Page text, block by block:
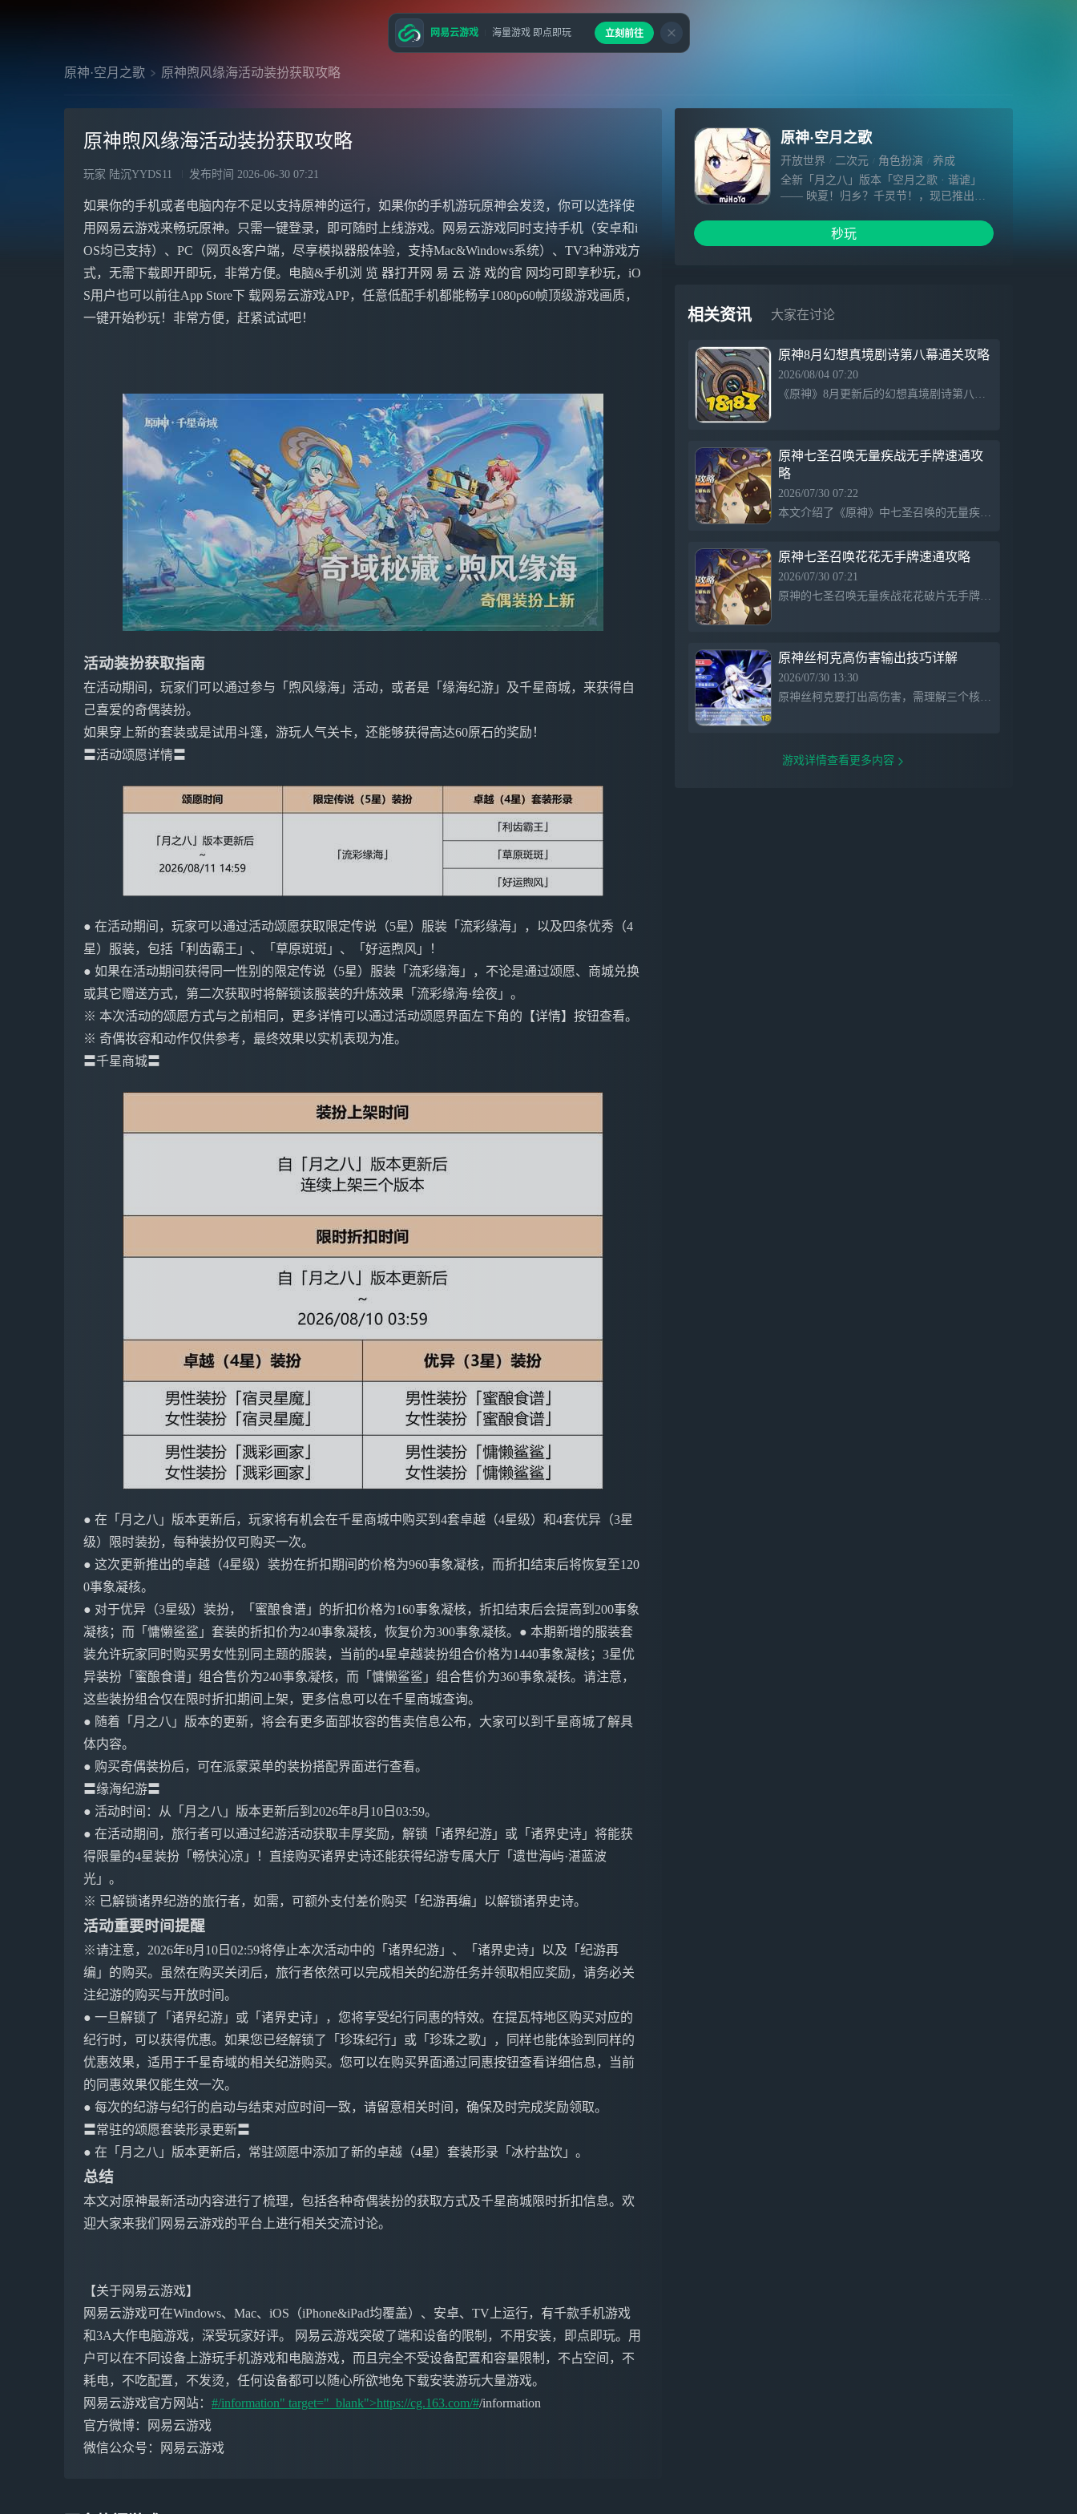
原神·空月之歌 原神煦风缘海活动装扮获取攻略
原神煦风缘海活动装扮获取攻略
玩家 陆沉YYDS11 发布时间 2026-06-30 07:21
如果你的手机或者电脑内存不足以支持原神的运行，如果你的手机游玩原神会发烫，你可以选择使
用网易云游戏来畅玩原神。只需一键登录，即可随时上线游戏。网易云游戏同时支持手机（安卓和i
OS均已支持）、PC（网页&客户端，尽享模拟器般体验，支持Mac&Windows系统）、TV3种游戏方
式，无需下载即开即玩，非常方便。电脑&手机浏 览 器打开网 易 云 游 戏的官 网均可即享秒玩，iO
S用户也可以前往App Store下 载网易云游戏APP，任意低配手机都能畅享1080p60帧顶级游戏画质，
一键开始秒玩！非常方便，赶紧试试吧！
活动装扮获取指南
在活动期间，玩家们可以通过参与「煦风缘海」活动，或者是「缘海纪游」及千星商城，来获得自
己喜爱的奇偶装扮。
如果穿上新的套装或是试用斗篷，游玩人气关卡，还能够获得高达60原石的奖励！
〓活动颂愿详情〓
● 在活动期间，玩家可以通过活动颂愿获取限定传说（5星）服装「流彩缘海」，以及四条优秀（4
星）服装，包括「利齿霸王」、「草原斑斑」、「好运煦风」！
● 如果在活动期间获得同一性别的限定传说（5星）服装「流彩缘海」，不论是通过颂愿、商城兑换
或其它赠送方式，第二次获取时将解锁该服装的升炼效果「流彩缘海·绘夜」。
※ 本次活动的颂愿方式与之前相同，更多详情可以通过活动颂愿界面左下角的【详情】按钮查看。
※ 奇偶妆容和动作仅供参考，最终效果以实机表现为准。
〓千星商城〓
● 在「月之八」版本更新后，玩家将有机会在千星商城中购买到4套卓越（4星级）和4套优异（3星
级）限时装扮，每种装扮仅可购买一次。
● 这次更新推出的卓越（4星级）装扮在折扣期间的价格为960事象凝核，而折扣结束后将恢复至120
0事象凝核。
● 对于优异（3星级）装扮，「蜜酿食谱」的折扣价格为160事象凝核，折扣结束后会提高到200事象
凝核；而「慵懒鲨鲨」套装的折扣价为240事象凝核，恢复价为300事象凝核。● 本期新增的服装套
装允许玩家同时购买男女性别同主题的服装，当前的4星卓越装扮组合价格为1440事象凝核；3星优
异装扮「蜜酿食谱」组合售价为240事象凝核，而「慵懒鲨鲨」组合售价为360事象凝核。请注意，
这些装扮组合仅在限时折扣期间上架，更多信息可以在千星商城查询。
● 随着「月之八」版本的更新，将会有更多面部妆容的售卖信息公布，大家可以到千星商城了解具
体内容。
● 购买奇偶装扮后，可在派蒙菜单的装扮搭配界面进行查看。
〓缘海纪游〓
● 活动时间：从「月之八」版本更新后到2026年8月10日03:59。
● 在活动期间，旅行者可以通过纪游活动获取丰厚奖励，解锁「诸界纪游」或「诸界史诗」将能获
得限量的4星装扮「畅快沁凉」！直接购买诸界史诗还能获得纪游专属大厅「遗世海屿·湛蓝波
光」。
※ 已解锁诸界纪游的旅行者，如需，可额外支付差价购买「纪游再编」以解锁诸界史诗。
活动重要时间提醒
※请注意，2026年8月10日02:59将停止本次活动中的「诸界纪游」、「诸界史诗」以及「纪游再
编」的购买。虽然在购买关闭后，旅行者依然可以完成相关的纪游任务并领取相应奖励，请务必关
注纪游的购买与开放时间。
● 一旦解锁了「诸界纪游」或「诸界史诗」，您将享受纪行同惠的特效。在提瓦特地区购买对应的
纪行时，可以获得优惠。如果您已经解锁了「珍珠纪行」或「珍珠之歌」，同样也能体验到同样的
优惠效果，适用于千星奇域的相关纪游购买。您可以在购买界面通过同惠按钮查看详细信息，当前
的同惠效果仅能生效一次。
● 每次的纪游与纪行的启动与结束对应时间一致，请留意相关时间，确保及时完成奖励领取。
〓常驻的颂愿套装形录更新〓
● 在「月之八」版本更新后，常驻颂愿中添加了新的卓越（4星）套装形录「冰柠盐饮」。
总结
本文对原神最新活动内容进行了梳理，包括各种奇偶装扮的获取方式及千星商城限时折扣信息。欢
迎大家来我们网易云游戏的平台上进行相关交流讨论。
【关于网易云游戏】
网易云游戏可在Windows、Mac、iOS（iPhone&iPad均覆盖）、安卓、TV上运行，有千款手机游戏
和3A大作电脑游戏，深受玩家好评。 网易云游戏突破了端和设备的限制，不用安装，即点即玩。用
户可以在不同设备上游玩手机游戏和电脑游戏，而且完全不受设备配置和容量限制，不占空间，不
耗电，不吃配置，不发烫，任何设备都可以随心所欲地免下载安装游玩大量游戏。
网易云游戏官方网站： #/information" target="_blank">https://cg.163.com/#/information
官方微博：网易云游戏
微信公众号：网易云游戏
原神·空月之歌
开放世界 二次元 角色扮演
养成
全新「月之八」版本「空月之歌 · 谐谑」
—— 映夏！归乡？千灵节！，现已推出！
(冰)」，愚人众十一执行官第七席，使用双
手剑的五星冰元素角色。具备使队伍触发元
「星超导」反应，创造「星辉棱晶」，并将
其附近的区域短暂变换为奇妙的「极星辉
人之子尚未诞生于天空的襁褓前，大地上已
升起被霜之隅的古灵唤为「迪林巴巴尔」的
三团银辉，晦朔始分，春秋继定，年岁渐
线」、「悠悠律动舞力聚会」 千灵映影节
到了，或许有很多精彩的映影正在热火朝天
吧！说不定能遇上许多老朋友呢？ 参与活
动，累积「场馆人气」，不仅能获得多种奖
加入队伍并获得夏洛蒂衣装「赫尔洛克变奏
曲」！ 【新衣装】星与烟帷的夜语、赫尔
洛克变奏曲 全新茜特菈莉衣装「星与烟帷
的夜语」、夏洛蒂衣装「赫尔洛克变奏曲」
海」活动颂愿开启，限定传说五星装扮「流
彩缘海」开放获取； 「千星商城」限时上
新「宿灵星魔」、「蜜酿食谱」、「慵懒鲨
圣召唤更新】全新角色牌、全新行动牌 全
秒玩
相关资讯 大家在讨论
原神8月幻想真境剧诗第八幕通关攻略
2026/08/04 07:20
《原神》8月更新后的幻想真境剧诗第八幕以水、雷、冰元素为核心，关键在于利用冰元素冻结小机关，配合雷元素触发超导和碎冰反应， efficiently 破局。建议使用攻击距离较长的角色摧毁四个小型机关，使超导锅进入瘫痪状态，增加输出效果。妥善应对本体技能释放过程中的抗性，提升通关效率，以获得1000原石奖励。
原神七圣召唤无量疾战无手牌速通攻
略
2026/07/30 07:22
本文介绍了《原神》中七圣召唤的无量疾战轰轰破鸣无手牌速通攻略，旨在帮助玩家更高效完成挑战。攻略使用无手牌方式通关，强调在挑战中仅依靠角色技能，不借助卡牌效果。为简化流程，建议玩家使用角色如莫娜、菲谢尔和柯莱，提供了具体的投掷和操作步骤，助力玩家快速达成目标，确保获取丰厚的奖励。
原神七圣召唤花花无手牌速通攻略
2026/07/30 07:21
原神的七圣召唤无量疾战花花破片无手牌速通攻略介绍了如何在新版本中快速通关。玩家需选择角色芙宁娜、纳西妲和卡维，并携带3费卡，利用角色技能而非手牌完成挑战。攻略中详细描述了投掷阶段及回合操作，旨在帮助玩家有效提高通关效率，同时建议保留增益卡牌以增加容错率。成功通关可获得8000幸运牌币用于购买商店商品。
原神丝柯克高伤害输出技巧详解
2026/07/30 13:30
原神丝柯克要打出高伤害，需理解三个核心机制：七相一闪通过短e开启强化状态，增幅普攻和抗打断能力；蛇之狡谋是其专属资源，用于维持强化状态或释放大招；虚境裂隙是资源循环的关键，通过触发各种冰元素反应生成，能为普攻提供增伤。掌握这些技巧可以显著提升输出。
游戏详情查看更多内容
网易云游戏 海量游戏 即点即玩 立刻前往